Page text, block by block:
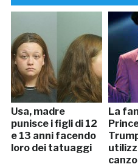
Usa, madre
punisce i figli di 12
e 13 anni facendo
loro dei tatuaggi
La